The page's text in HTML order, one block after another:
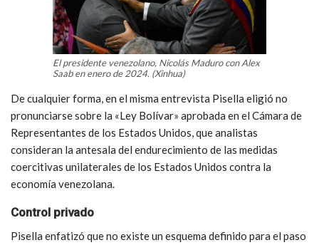
El presidente venezolano, Nicolás Maduro con Alex
Saab en enero de 2024. (Xinhua)
De cualquier forma, en el misma entrevista Pisella eligió no
pronunciarse sobre la «Ley Bolívar» aprobada en el Cámara de
Representantes de los Estados Unidos, que analistas
consideran la antesala del endurecimiento de las medidas
coercitivas unilaterales de los Estados Unidos contra la
economía venezolana.
Control privado
Pisella enfatizó que no existe un esquema definido para el paso